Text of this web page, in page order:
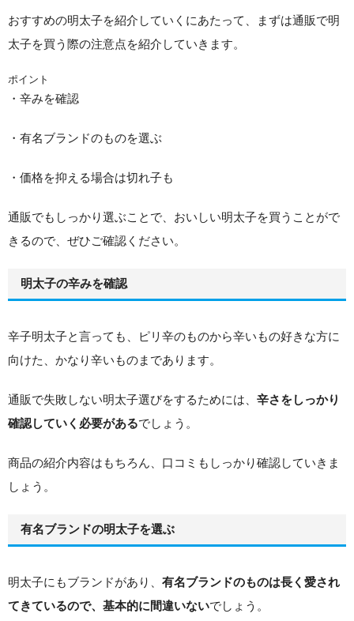
おすすめの明太子を紹介していくにあたって、まずは通販で明
太子を買う際の注意点を紹介していきます。
ポイント
・辛みを確認
・有名ブランドのものを選ぶ
・価格を抑える場合は切れ子も
通販でもしっかり選ぶことで、おいしい明太子を買うことがで
きるので、ぜひご確認ください。
明太子の辛みを確認
辛子明太子と言っても、ピリ辛のものから辛いもの好きな方に
向けた、かなり辛いものまであります。
通販で失敗しない明太子選びをするためには、 辛さをしっかり
確認していく必要があるでしょう。
商品の紹介内容はもちろん、口コミもしっかり確認していきま
しょう。
有名ブランドの明太子を選ぶ
明太子にもブランドがあり、 有名ブランドのものは長く愛され
てきているので、基本的に間違いないでしょう。